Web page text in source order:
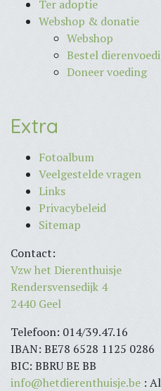
Ter adoptie
Webshop & donatie
Webshop
Bestel
Doneer voeding
Extra
Fotoalbum
Veelgestelde vragen
Links
Privacybeleid
Sitemap
Contact:
Vzw het Dierenthuisje
Rendersvensedijk 4
2440 Geel
Telefoon: 014/39.47.16
IBAN: BE78 6528 1125 0286
BIC: BBRU BE BB
info@hetdierenthuisje.be :